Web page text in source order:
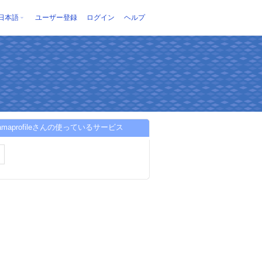
本語 ユーザー登録 ログイン ヘルプ
さんの使っているサービス